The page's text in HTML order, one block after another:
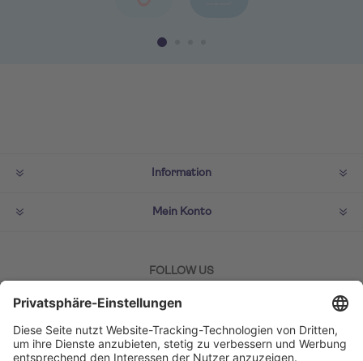
Information
Mein Konto
FOLLOW US
ZAHLMETHODEN